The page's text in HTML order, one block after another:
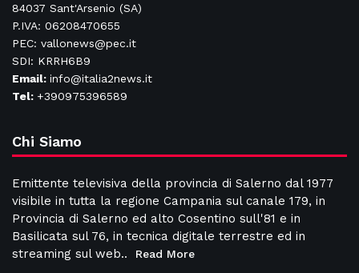
84037 Sant'Arsenio (SA)
P.IVA: 06208470655
PEC: vallonews@pec.it
SDI: KRRH6B9
Email: info@italia2news.it
Tel: +390975396589
Chi Siamo
Emittente televisiva della provincia di Salerno dal 1977
visibile in tutta la regione Campania sul canale 179, in
Provincia di Salerno ed alto Cosentino sull'81 e in
Basilicata sul 76, in tecnica digitale terrestre ed in
streaming sul web..
Read More